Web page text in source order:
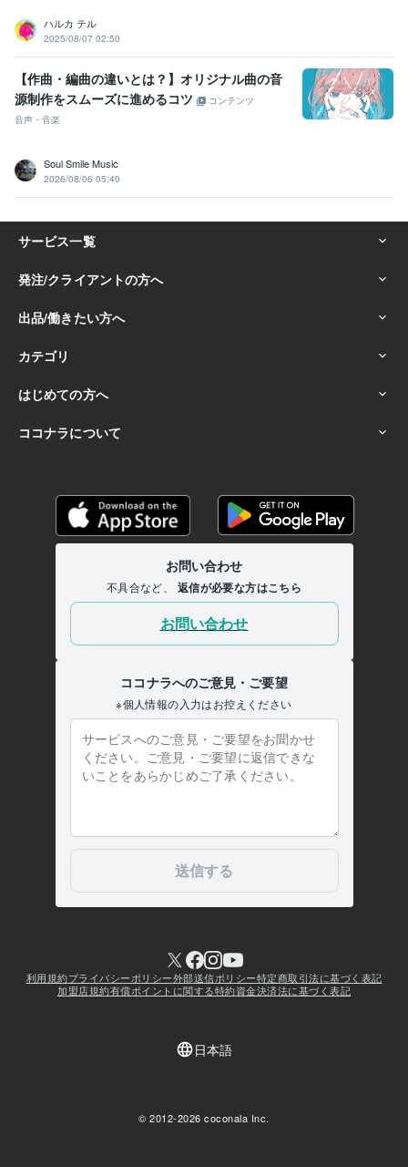
ハルカ テル
2025/08/07 02:50
【作曲・編曲の違いとは？】オリジナル曲の音
源制作をスムーズに進めるコツ
コンテンツ
音声・音楽
Soul Smile Music
2026/08/06 05:40